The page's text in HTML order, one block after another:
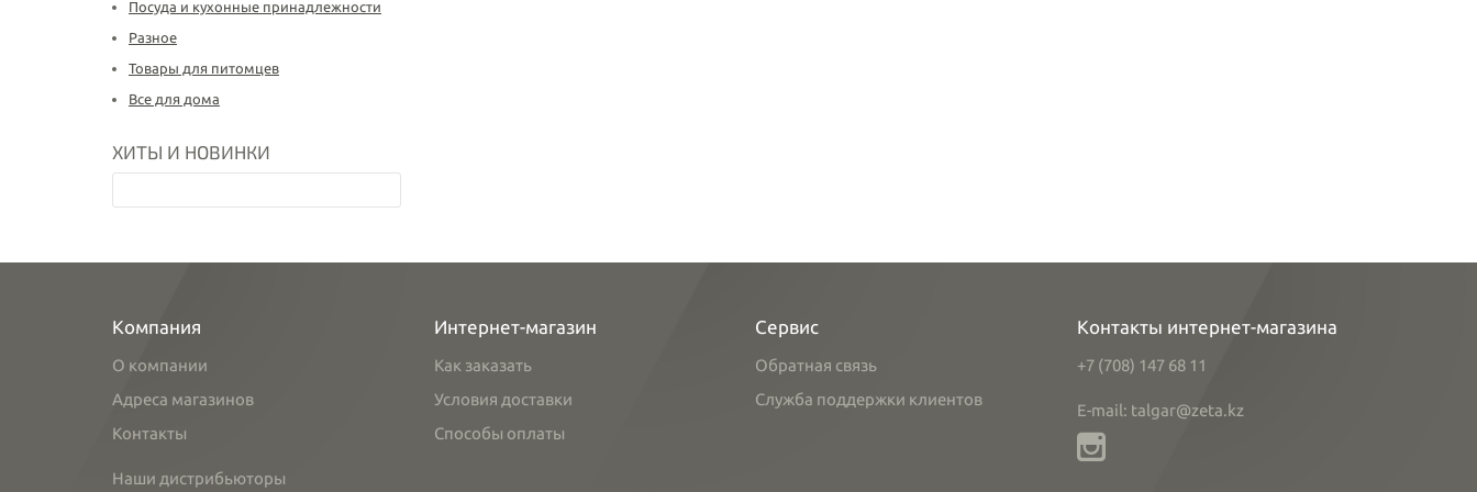
Посуда и кухонные принадлежности
Разное
Товары для питомцев
Все для дома
ХИТЫ И НОВИНКИ
Компания
О компании
Адреса магазинов
Контакты
Наши дистрибьюторы
Интернет-магазин
Как заказать
Условия доставки
Способы оплаты
Сервис
Обратная связь
Служба поддержки клиентов
Контакты интернет-магазина
+7 (708) 147 68 11
E-mail: talgar@zeta.kz